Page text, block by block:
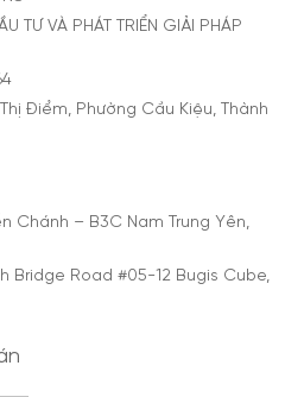
TƯ VÀ PHÁT TRIỂN GIẢI PHÁP
Điểm, Phường Cầu Kiệu, Thành
Chánh – B3C Nam Trung Yên,
Bridge Road #05-12 Bugis Cube,